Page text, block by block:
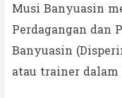
Musi Banyuasin
Perdagangan dan
Banyuasin
atau trainer